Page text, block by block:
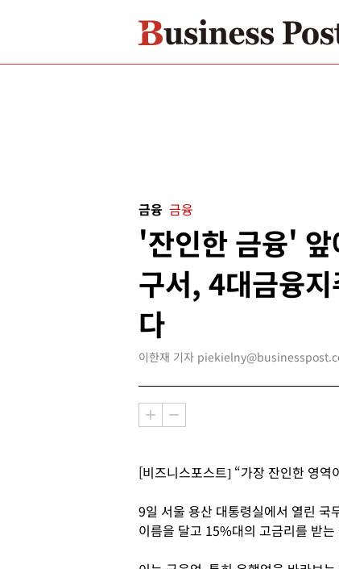
금융 금융
'잔인한 금융' 앞
구서, 4대금융
다
이한재 기자
[비즈니스포스트] “가장 잔인한 영역
9일 서울 용산 대통령실에서 열린 국
이름을 달고 15%대의 고금리를 받